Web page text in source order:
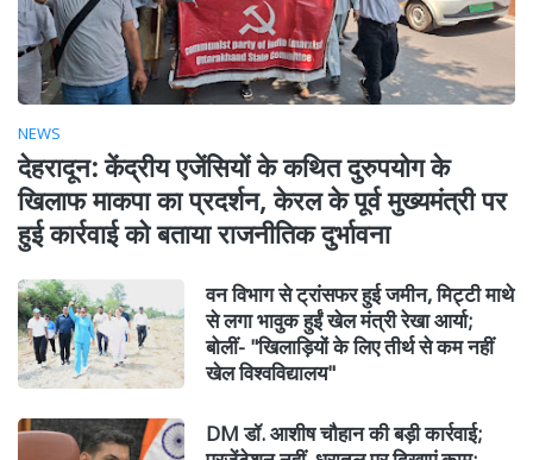
NEWS
देहरादून: केंद्रीय एजेंसियों के कथित दुरुपयोग के
खिलाफ माकपा का प्रदर्शन, केरल के पूर्व मुख्यमंत्री पर
हुई कार्रवाई को बताया राजनीतिक दुर्भावना
वन विभाग से ट्रांसफर हुई जमीन, मिट्टी माथे
से लगा भावुक हुईं खेल मंत्री रेखा आर्या;
बोलीं- "खिलाड़ियों के लिए तीर्थ से कम नहीं
खेल विश्वविद्यालय"
DM डॉ. आशीष चौहान की बड़ी कार्रवाई;